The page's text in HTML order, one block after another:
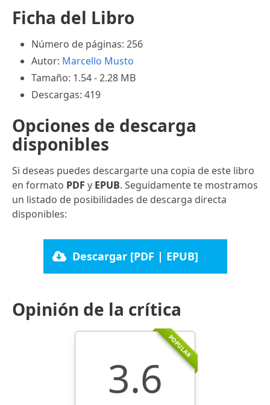
Ficha del Libro
Número de páginas: 256
Autor: Marcello Musto
Tamaño: 1.54 - 2.28 MB
Descargas: 419
Opciones de descarga
disponibles
Si deseas puedes descargarte una copia de este libro
en formato PDF y EPUB. Seguidamente te mostramos
un listado de posibilidades de descarga directa
disponibles:
Descargar [PDF | EPUB]
Opinión de la crítica
POPULAR
3.6